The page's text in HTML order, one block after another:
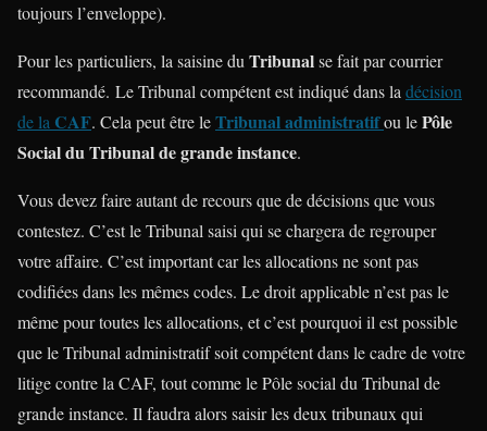
toujours l’enveloppe).
Pour les particuliers, la saisine du Tribunalse fait par courrier
recommandé. Le Tribunal compétent est indiqué dans la décision
de la CAF. Cela peut être leTribunal administratifou lePôle
Social du Tribunal de grande instance.
Vous devez faire autant de recours que de décisions que vous
contestez. C’est le Tribunal saisi qui se chargera de regrouper
votre affaire. C’est important car les allocations ne sont pas
codifiées dans les mêmes codes. Le droit applicable n’est pas le
même pour toutes les allocations, et c’est pourquoi il est possible
que le Tribunal administratif soit compétent dans le cadre de votre
litige contre la CAF, tout comme le Pôle social du Tribunal de
grande instance. Il faudra alors saisir les deux tribunaux qui